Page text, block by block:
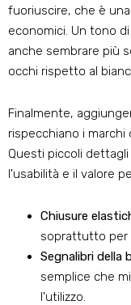
fuoriuscire, che è
economici. Un tono
anche sembrare più
occhi rispetto al
Finalmente,
rispecchiano i
Questi piccoli
l'usabilità e il valore
Chiusure
soprattutto per
Segnalibri della
semplice che
l'utilizzo.